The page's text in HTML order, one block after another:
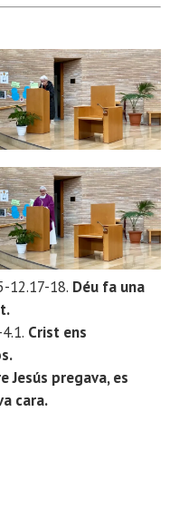
12.17-18. Déu fa una
. Crist ens
Jesús pregava, es
cara.